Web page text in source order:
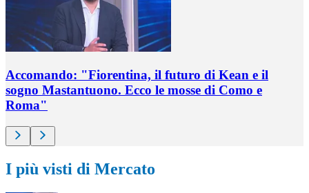
Accomando: "Fiorentina, il futuro di Kean e il
sogno Mastantuono. Ecco le mosse di Como e
Roma"
I più visti di Mercato